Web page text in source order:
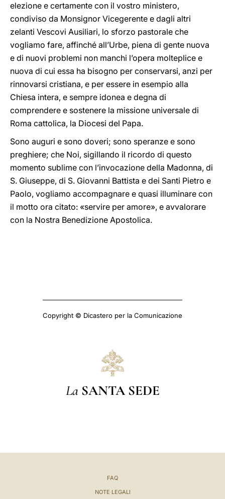
elezione e certamente con il vostro ministero,
condiviso da Monsignor Vicegerente e dagli altri
zelanti Vescovi Ausiliari, lo sforzo pastorale che
vogliamo fare, affinché all’Urbe, piena di gente nuova
e di nuovi problemi non manchi l’opera molteplice e
nuova di cui essa ha bisogno per conservarsi, anzi per
rinnovarsi cristiana, e per essere in esempio alla
Chiesa intera, e sempre idonea e degna di
comprendere e sostenere la missione universale di
Roma cattolica, la Diocesi del Papa.
Sono auguri e sono doveri; sono speranze e sono
preghiere; che Noi, sigillando il ricordo di questo
momento sublime con l’invocazione della Madonna, di
S. Giuseppe, di S. Giovanni Battista e dei Santi Pietro e
Paolo, vogliamo accompagnare e quasi illuminare con
il motto ora citato: «servire per amore», e avvalorare
con la Nostra Benedizione Apostolica.
Copyright © Dicastero per la Comunicazione
La SANTA SEDE
FAQ
NOTE LEGALI